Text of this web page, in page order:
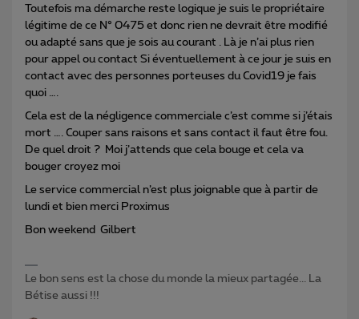
Toutefois ma démarche reste logique je suis le propriétaire
légitime de ce N° 0475 et donc rien ne devrait être modifié
ou adapté sans que je sois au courant . Là je n’ai plus rien
pour appel ou contact Si éventuellement à ce jour je suis en
contact avec des personnes porteuses du Covid19 je fais
quoi ….
Cela est de la négligence commerciale c’est comme si j’étais
mort …. Couper sans raisons et sans contact il faut être fou.
De quel droit ? Moi j’attends que cela bouge et cela va
bouger croyez moi
Le service commercial n’est plus joignable que à partir de
lundi et bien merci Proximus
Bon weekend Gilbert
Le bon sens est la chose du monde la mieux partagée... La
Bétise aussi !!!